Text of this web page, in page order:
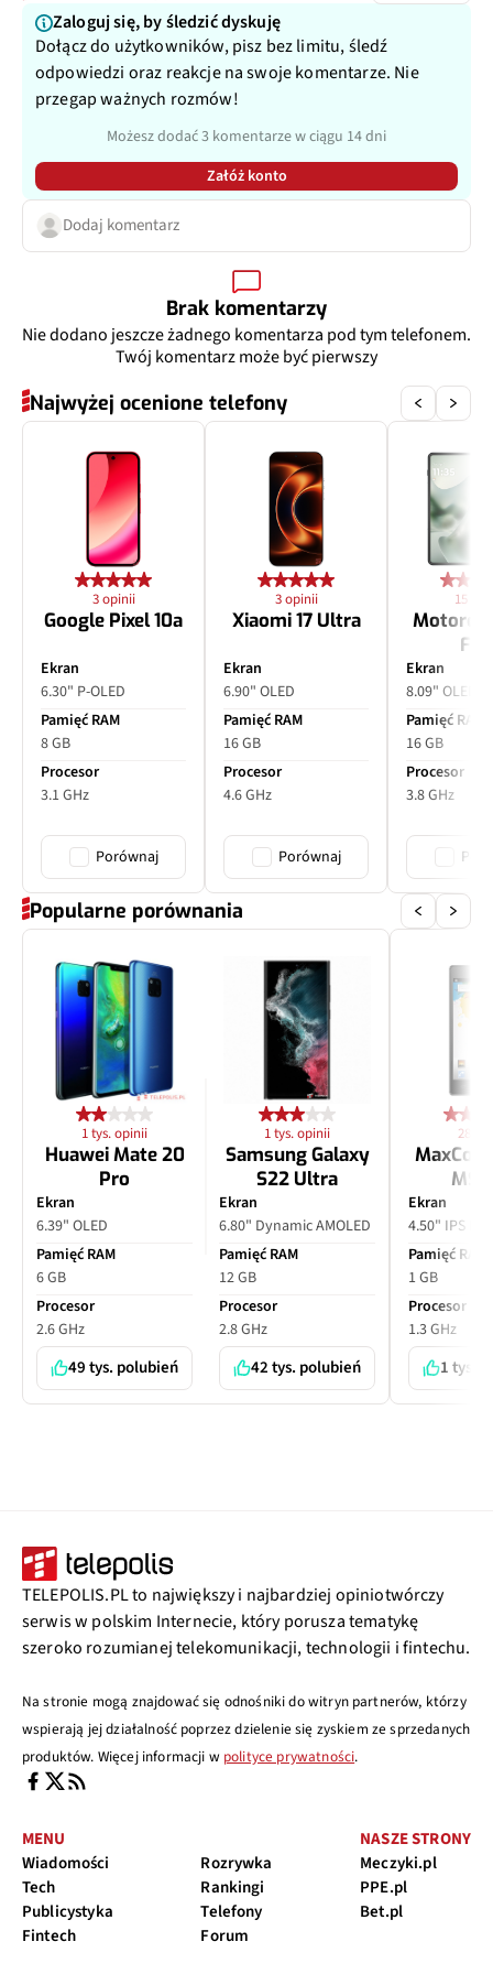
Matryca 1/3,1", 1,12 µm
Przysłona f/2.2
Zoom optyczny Nie
Inne
Zaloguj się, by śledzić dyskuję
Dołącz do użytkowników, pisz bez limitu, śledź
odpowiedzi oraz reakcje na swoje komentarze. Nie
przegap ważnych rozmów!
Możesz dodać 3 komentarze w ciągu 14 dni
Załóż konto
Dodaj komentarz
Brak komentarzy
Nie dodano jeszcze żadnego komentarza pod tym telefonem.
Twój komentarz może być pierwszy
Najwyżej ocenione telefony
3 opinii
Google Pixel 10a
Ekran
6.30" P-OLED
Pamięć RAM
8 GB
Procesor
3.1 GHz
Porównaj
3 opinii
Xiaomi 17 Ultra
Ekran
6.90" OLED
Pamięć RAM
16 GB
Procesor
4.6 GHz
Porównaj
15
Motorola
Ekran
8.09" OLED
Pamięć RAM
16 GB
Procesor
3.8 GHz
Popularne porównania
1 tys. opinii
Huawei Mate 20
Pro
Ekran
6.39" OLED
Pamięć RAM
6 GB
Procesor
2.6 GHz
49 tys. polubień
1 tys. opinii
Samsung Galaxy
S22 Ultra
Ekran
6.80" Dynamic AMOLED
Pamięć RAM
12 GB
Procesor
2.8 GHz
42 tys. polubień
28
Ekran
4.50" IPS
Pamięć RAM
1 GB
Procesor
1.3 GHz
1 tys.
TELEPOLIS.PL to największy i najbardziej opiniotwórczy
serwis w polskim Internecie, który porusza tematykę
szeroko rozumianej telekomunikacji, technologii i fintechu.
Na stronie mogą znajdować się odnośniki do witryn partnerów, którzy
wspierają jej działalność poprzez dzielenie się zyskiem ze sprzedanych
produktów. Więcej informacji w polityce prywatności.
MENU
Wiadomości
Tech
Publicystyka
Fintech
Rozrywka
Rankingi
Telefony
Forum
NASZE STRONY
Meczyki.pl
PPE.pl
Bet.pl